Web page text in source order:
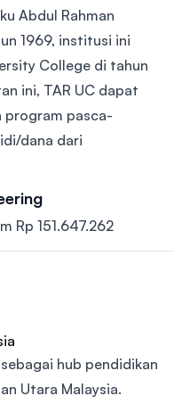
Abdul Rahman
1969, institusi ini
College di tahun
ini, TAR UC dapat
program pasca-
dana dari
Rp 151.647.262
hub pendidikan
Utara Malaysia.